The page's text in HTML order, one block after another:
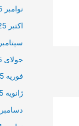
نوامبر 2025
اکتبر 2025
سپتامبر 2025
جولای 2025
فوریه 2025
ژانویه 2025
دسامبر 2024